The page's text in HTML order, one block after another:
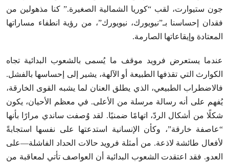
جون ستيوارت، لقب “كوريا الشمالية الصغيرة.” كنا مذهولين من
فقدان إحساسنا بـ”نيويورك، نيويورك”، من رؤية انطفاء مساراتها
المعتادة وإيقاعاتها الصارمة.
عندما يستعرض فرويد موقف ما يُسمى بالشعوب البدائية تجاه
الكوارث التي تقذفها الطبيعة أو الآلهة، يشير إلى إحساسها بالفشل.
فالاضطراب الطبيعي، الذي يطلق العنان لما يشبه القوى الخارقة،
يُفهم على أنه رسالة مرسلة من الأعلى. في معظم الأحيان، يكون
شكلًا من أشكال الردّ، اتهامًا ضمنيًا. لقد وُصفت ساندي مرارًا بأنها
“عاصفة خارقة”، وكأن الإنسانية استدعتها على نفسها استجابةً
لأفعال طائشة لاذعة. من أمثلة فرويد حالات الحداد الفاشلة—على
العدو. فقد اعتقدت الشعوب البدائية أن العواصف تأتي لمعاقبة من